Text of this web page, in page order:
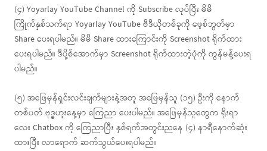
(၄) Yoyarlay YouTube Channel ကို Subscribe လုပ်ပြီး မိမိ
ကြိုက်နှစ်သက်ရာ Yoyarlay YouTube ဗီဒီယိုတစ်ခုကို ဖေ့စ်ဘွတ်မှာ
Share ပေးရပါမည်။ မိမိ Share ထားကြောင်းကို Screenshot ရိုက်ထား
ပေးရပါမည်။ ဒီပို့စ်အောက်မှာ Screenshot ရိုက်ထားတဲ့ပုံကို ကွန်မန့်ပေးရ
ပါမည်။
(၅) အဖြေမှန်ရှင်းလင်းချက်များနဲ့အတူ အဖြေမှန်သူ (၁၅) ဦးကို နောက်
တစ်ပတ် ဗုဒ္ဓဟူးနေ့မှာ ကြေညာ ပေးပါမည်။ အဖြေမှန်သူတွေက ရိုးရာ
လေး Chatbox ကို ကြေညာပြီး နှစ်ရက်အတွင်းညနေ (၄) နာရီနောက်ဆုံး
ထားပြီး လာရောက် ဆက်သွယ်ပေးရပါမည်။